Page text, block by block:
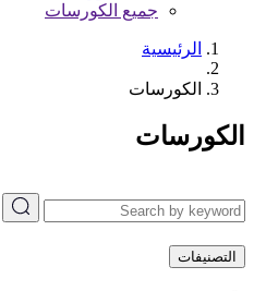
جميع الكورسات
الرئيسية
الكورسات
الكورسات
التصنيفات